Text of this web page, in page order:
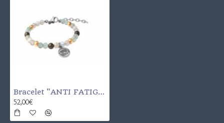
Bracelet "ANTI FATIGUE"
52,00€